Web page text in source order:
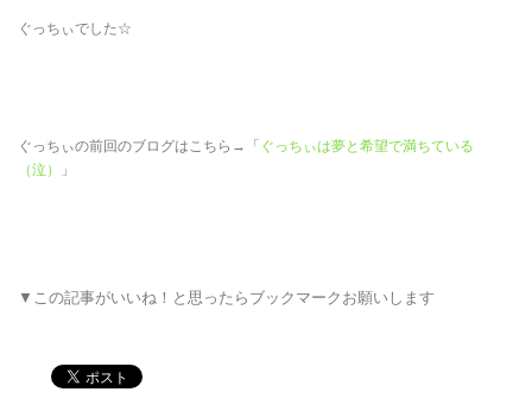
ぐっちぃでした☆
ぐっちぃの前回のブログはこちら→「 ぐっちぃは夢と希望で満ちている
（泣）
」
▼この記事がいいね！と思ったらブックマークお願いします